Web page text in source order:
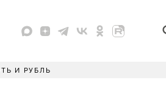
И РУБЛЬ